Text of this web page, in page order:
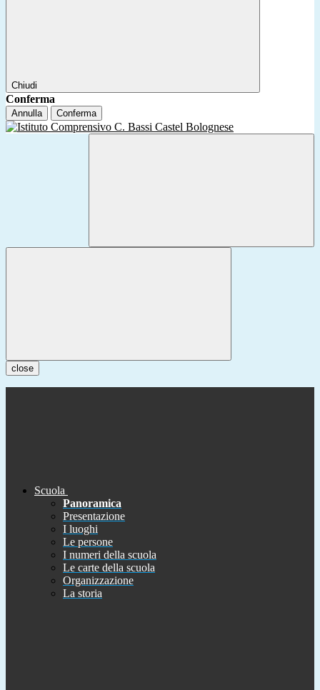
Chiudi
Conferma
Annulla Conferma
close
Scuola
Panoramica
Presentazione
I luoghi
Le persone
I numeri della scuola
Le carte della scuola
Organizzazione
La storia